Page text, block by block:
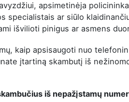
apsimetinėja
specialistais ar siūlo
išvilioti pinigus ar asmens
kaip apsisaugoti nuo
įtartiną skambutį iš
iš nepažįstamų